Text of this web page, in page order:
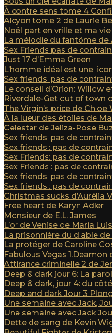
À contre sens tome 4
Alcyon tome 2 de Laurie
Noël part en vrille et ma vie
La mélodie du fantôme de
Sex Friends pas de
Just 17 d’Emma Green
L’homme idéal est une
Sex friends: pas de
Le conseil d’Orion: Willow
Riverdale-Get out of town
The Virgin’s price de Chloe
À la lueur des étoiles de
Celestar de Jeliza-Rose
Sex friends: pas de
Sex friends : pas de
Sex Friends: pas de
Sex Friends : pas de
Sex friends, pas de
Sex friends : pas de
Christmas sucks d’Aurélia
Free heart de Karyn Adler
Monsieur de E.L. James
L’or de Venise de Maria
La prisonnière du diable
La protéger de Caroline
Fabulous Vegas
Attirance criminelle 2 de
Deep & dark jour 6: La
Deep & dark, jour 4: du côté
Deep and dark Jour 3
Une semaine avec Jack,
Une semaine avec Jack
Dette de sang de Kevin